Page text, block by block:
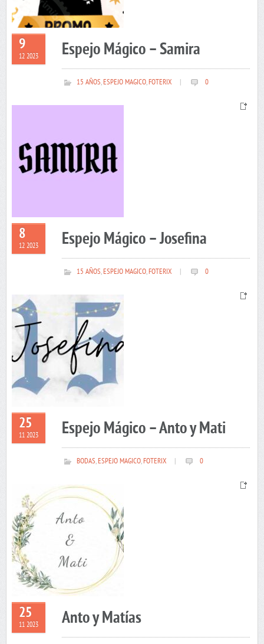
9
12 2023 Espejo Mágico – Samira
15 AÑOS,ESPEJO MAGICO,FOTERIX 0
8
12 2023 Espejo Mágico – Josefina
15 AÑOS,ESPEJO MAGICO,FOTERIX 0
25
11 2023 Espejo Mágico – Anto y Mati
BODAS,ESPEJO MAGICO,FOTERIX 0
25
11 2023 Anto y Matías